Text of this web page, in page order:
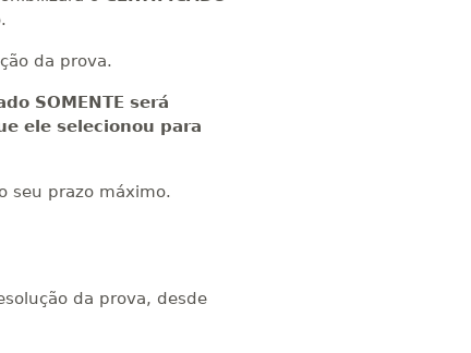
da prova.
SOMENTE será
ele selecionou para
seu prazo máximo.
da prova, desde